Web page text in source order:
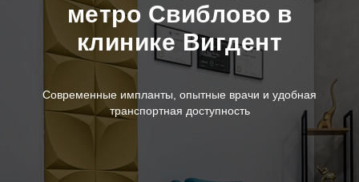
метро Свиблово в
клинике Вигдент
Современные импланты, опытные врачи и удобная
транспортная доступность